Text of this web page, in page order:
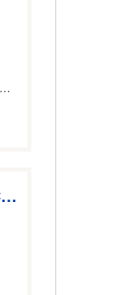
กำมาแบน สำหรับชุดทักซิโด (Commer Band For Tuxedo) แบบฟรีไซส์